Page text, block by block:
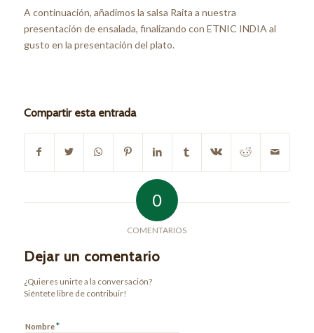
A continuación, añadimos la salsa Raita a nuestra
presentación de ensalada, finalizando con ETNIC INDIA al
gusto en la presentación del plato.
Compartir esta entrada
0
COMENTARIOS
Dejar un comentario
¿Quieres unirte a la conversación?
Siéntete libre de contribuir!
Nombre*